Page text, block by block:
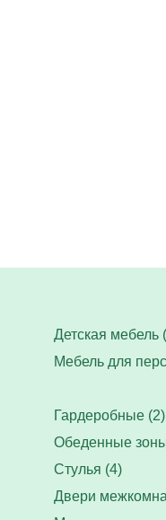
Детская мебель
Мебель для
Гардеробные (2)
Обеденные
Стулья (4)
Двери